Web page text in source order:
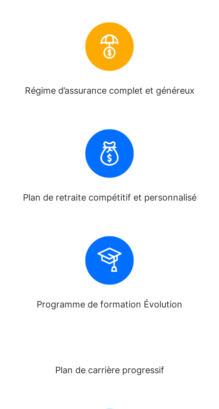
Régime d’assurance complet et généreux
Plan de retraite compétitif et personnalisé
Programme de formation Évolution
Plan de carrière progressif